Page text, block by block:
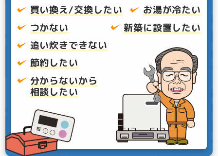
買い換え/交換したい
お湯が冷たい
つかない
新築に設置したい
追い炊きできない
節約したい
分からないから
相談したい